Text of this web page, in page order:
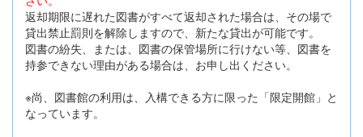
返却期限に遅れた図書がすべて返却された場合は、その場で
貸出禁止罰則を解除しますので、新たな貸出が可能です。
図書の紛失、または、図書の保管場所に行けない等、図書を
持参できない理由がある場合は、お申し出ください。
※尚、図書館の利用は、入構できる方に限った「限定開館」と
なっています。